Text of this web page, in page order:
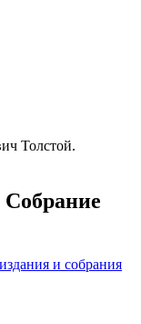
Толстой.
и собрания